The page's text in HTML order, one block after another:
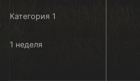
Категория 1
1 неделя